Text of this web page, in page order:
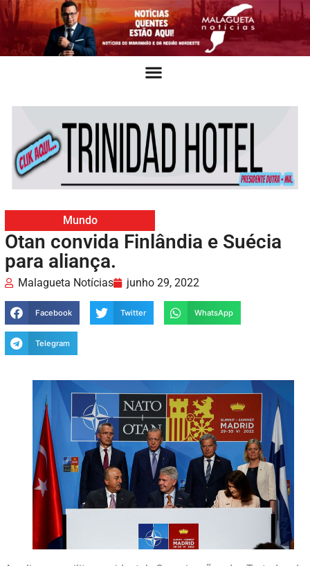
Mundo
Otan convida Finlândia e Suécia
para aliança.
Malagueta Notícias junho 29, 2022
Facebook Twitter WhatsApp
Telegram